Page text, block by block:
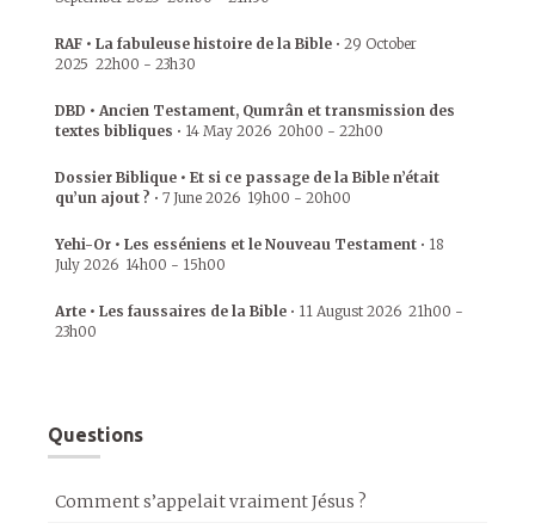
RAF • La fabuleuse histoire de la Bible • 29 October
2025 22h00 - 23h30
DBD • Ancien Testament, Qumrân et transmission des
textes bibliques • 14 May 2026 20h00 - 22h00
Dossier Biblique • Et si ce passage de la Bible n’était
qu’un ajout ? • 7 June 2026 19h00 - 20h00
Yehi-Or • Les esséniens et le Nouveau Testament • 18
July 2026 14h00 - 15h00
Arte • Les faussaires de la Bible • 11 August 2026 21h00 -
23h00
Questions
Comment s’appelait vraiment Jésus ?